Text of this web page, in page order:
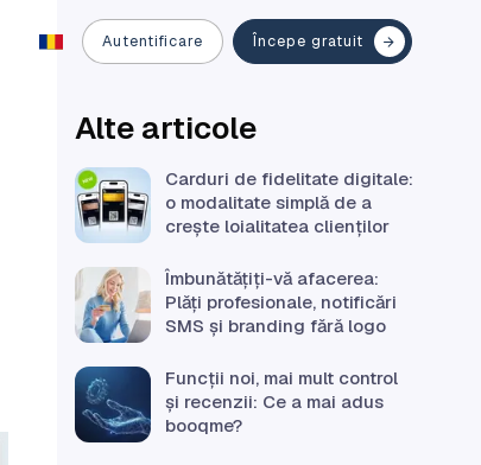
Autentificare Începe gratuit
Alte articole
Carduri de fidelitate digitale:
o modalitate simplă de a
crește loialitatea clienților
Îmbunătățiți-vă afacerea:
Plăți profesionale, notificări
SMS și branding fără logo
Funcții noi, mai mult control
și recenzii: Ce a mai adus
booqme?